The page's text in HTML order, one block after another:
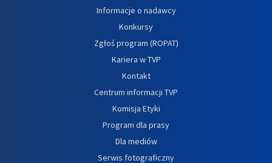
Informacje o nadawcy
Konkursy
Zgłoś program (ROPAT)
Kariera w TVP
Kontakt
Centrum informacji TVP
Komisja Etyki
Program dla prasy
Dla mediów
Serwis fotograficzny